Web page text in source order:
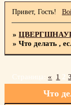
Привет, Гость!
»
»Что делать ,
Что
Страница: « 1 2 3